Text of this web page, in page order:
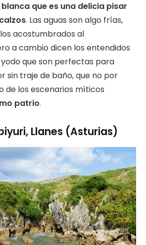
que es una delicia pisar
. Las aguas son algo frías,
acostumbrados al
a cambio dicen los entendidos
que son perfectas para
sin traje de baño, que no por
de los escenarios míticos
patrio.
Llanes (Asturias)